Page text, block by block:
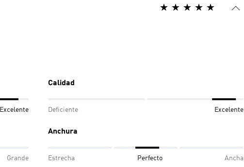
Excelente
Calidad
Deficiente Excelente
Grande
Anchura
Estrecha Perfecto Ancha